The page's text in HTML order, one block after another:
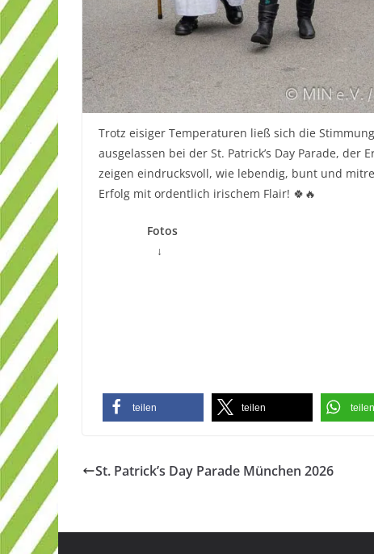
Trotz eisiger Temperaturen ließ sich die
ausgelassen bei der St. Patrick’s Day Parade,
zeigen eindrucksvoll, wie lebendig, bunt und
Erfolg mit ordentlich irischem Flair! 🍀🔥
Fotos
↓
teilen teilen teilen
St. Patrick’s Day Parade München 2026